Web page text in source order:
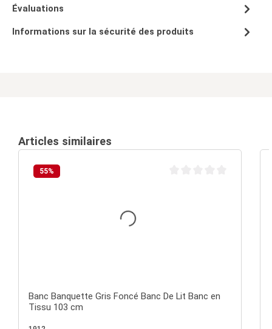
Évaluations
Informations sur la sécurité des produits
Articles similaires
55%
Banc Banquette Gris Foncé Banc De Lit Banc en
Tissu 103 cm